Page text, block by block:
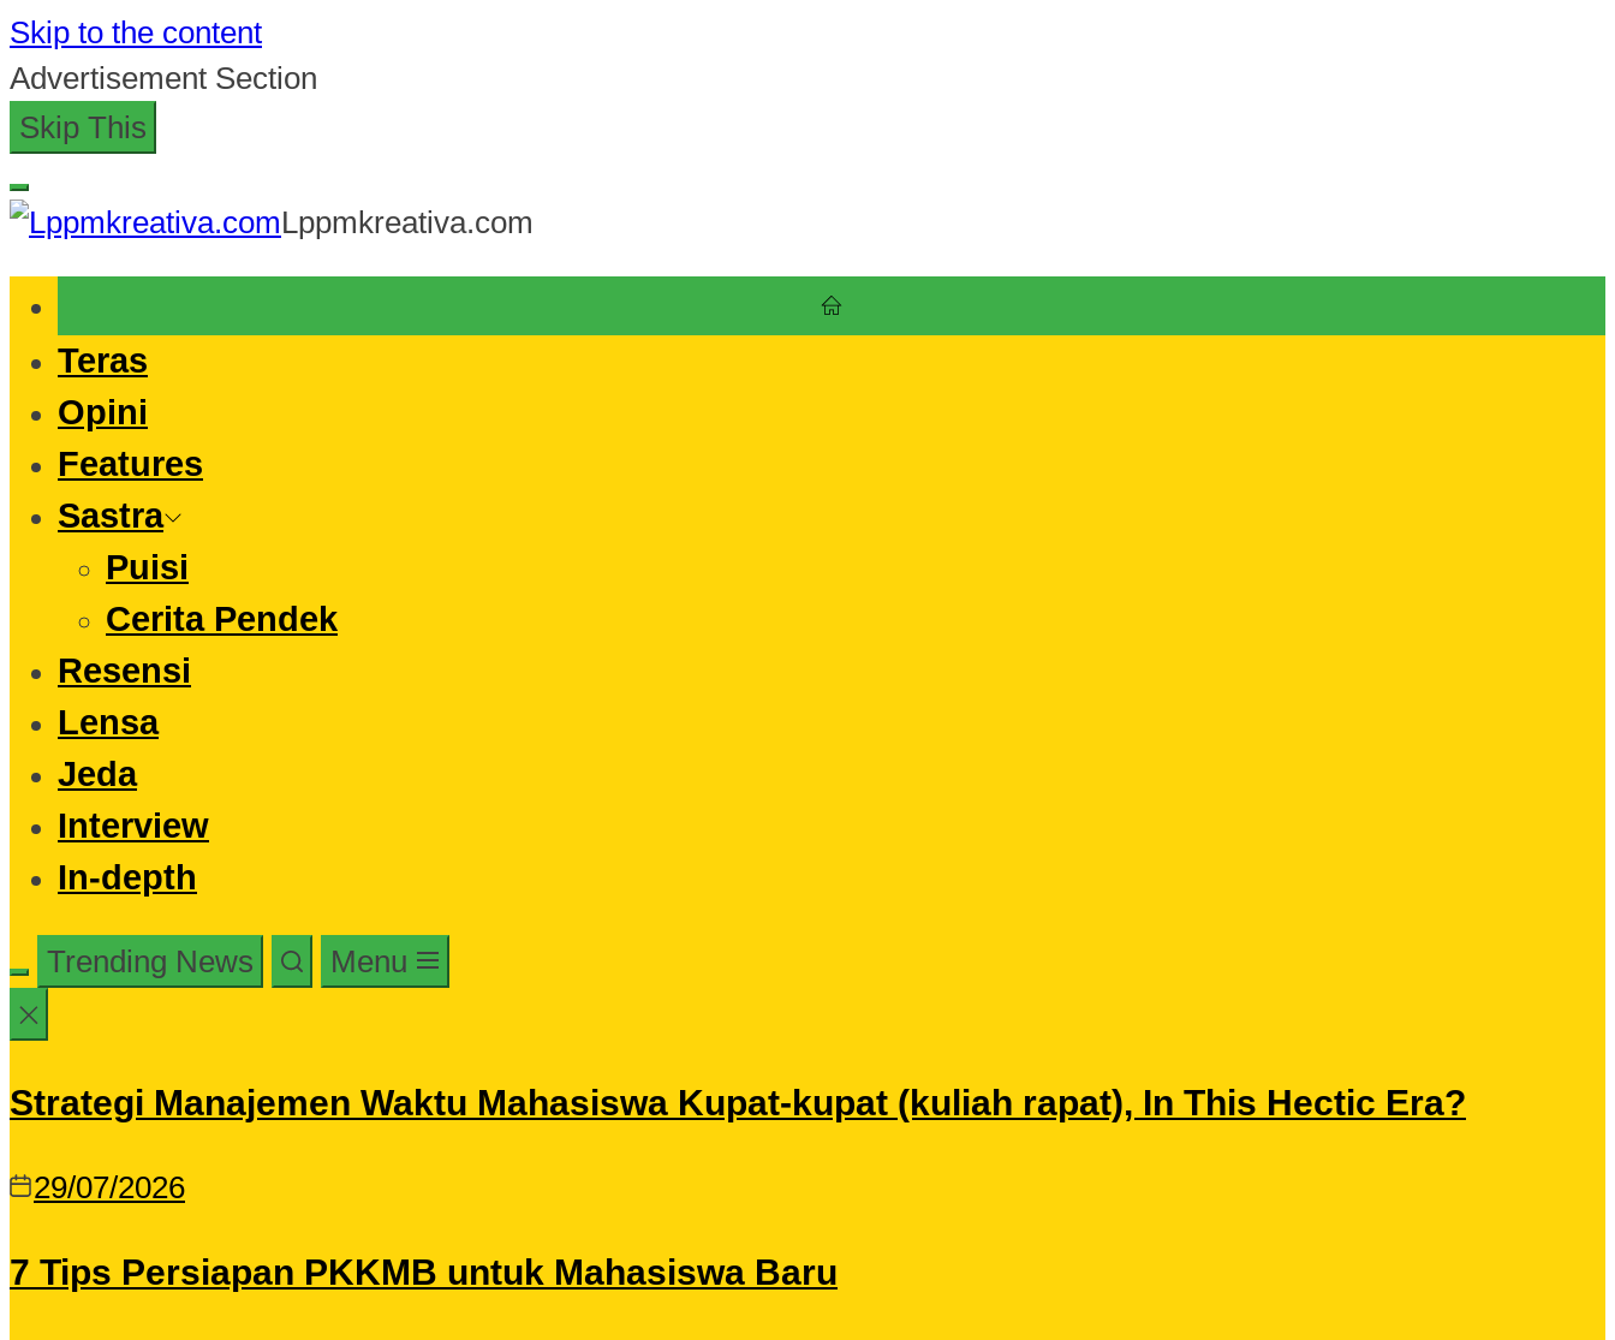
Skip to the content
Advertisement Section
Skip This
Lppmkreativa.com
Teras
Opini
Features
Sastra
Puisi
Cerita Pendek
Resensi
Lensa
Jeda
Interview
In-depth
Trending News Menu
Strategi Manajemen Waktu Mahasiswa Kupat-kupat (kuliah rapat), In This Hectic Era?
29/07/2026
7 Tips Persiapan PKKMB untuk Mahasiswa Baru